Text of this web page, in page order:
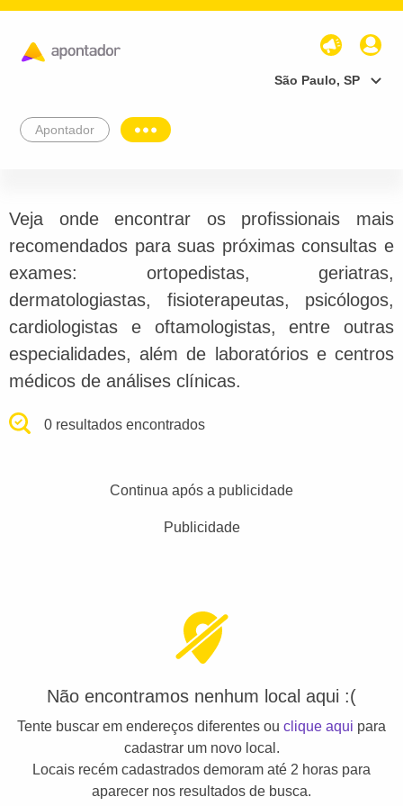
São Paulo, SP
Apontador
Veja onde encontrar os profissionais mais
recomendados para suas próximas consultas e
exames: ortopedistas, geriatras,
dermatologiastas, fisioterapeutas, psicólogos,
cardiologistas e oftamologistas, entre outras
especialidades, além de laboratórios e centros
médicos de análises clínicas.
0 resultados encontrados
Continua após a publicidade
Publicidade
Não encontramos nenhum local aqui :(
Tente buscar em endereços diferentes ou clique aqui para
cadastrar um novo local.
Locais recém cadastrados demoram até 2 horas para
aparecer nos resultados de busca.